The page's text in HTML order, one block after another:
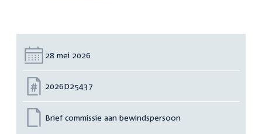
Datum:
28 mei 2026
Nummer:
2026D25437
Brief commissie aan bewindspersoon